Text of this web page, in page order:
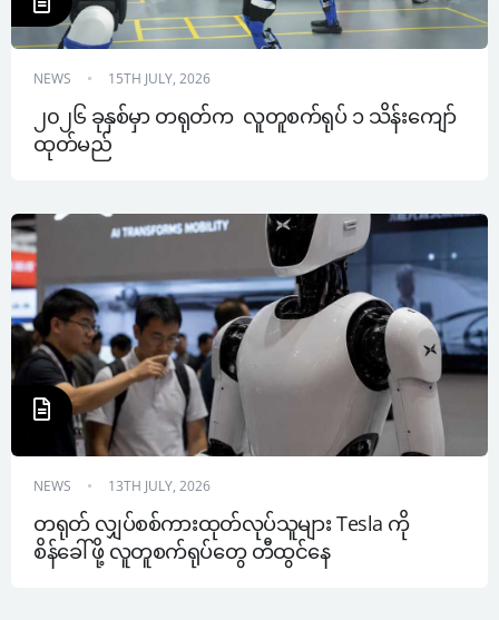
NEWS 15TH JULY, 2026
၂၀၂၆ ခုနှစ်မှာ တရုတ်က  လူတူစက်ရုပ် ၁ သိန်းကျော်
ထုတ်မည်
NEWS 13TH JULY, 2026
တရုတ် လျှပ်စစ်ကားထုတ်လုပ်သူများ Tesla ကို
စိန်ခေါ်ဖို့ လူတူစက်ရုပ်တွေ တီထွင်နေ